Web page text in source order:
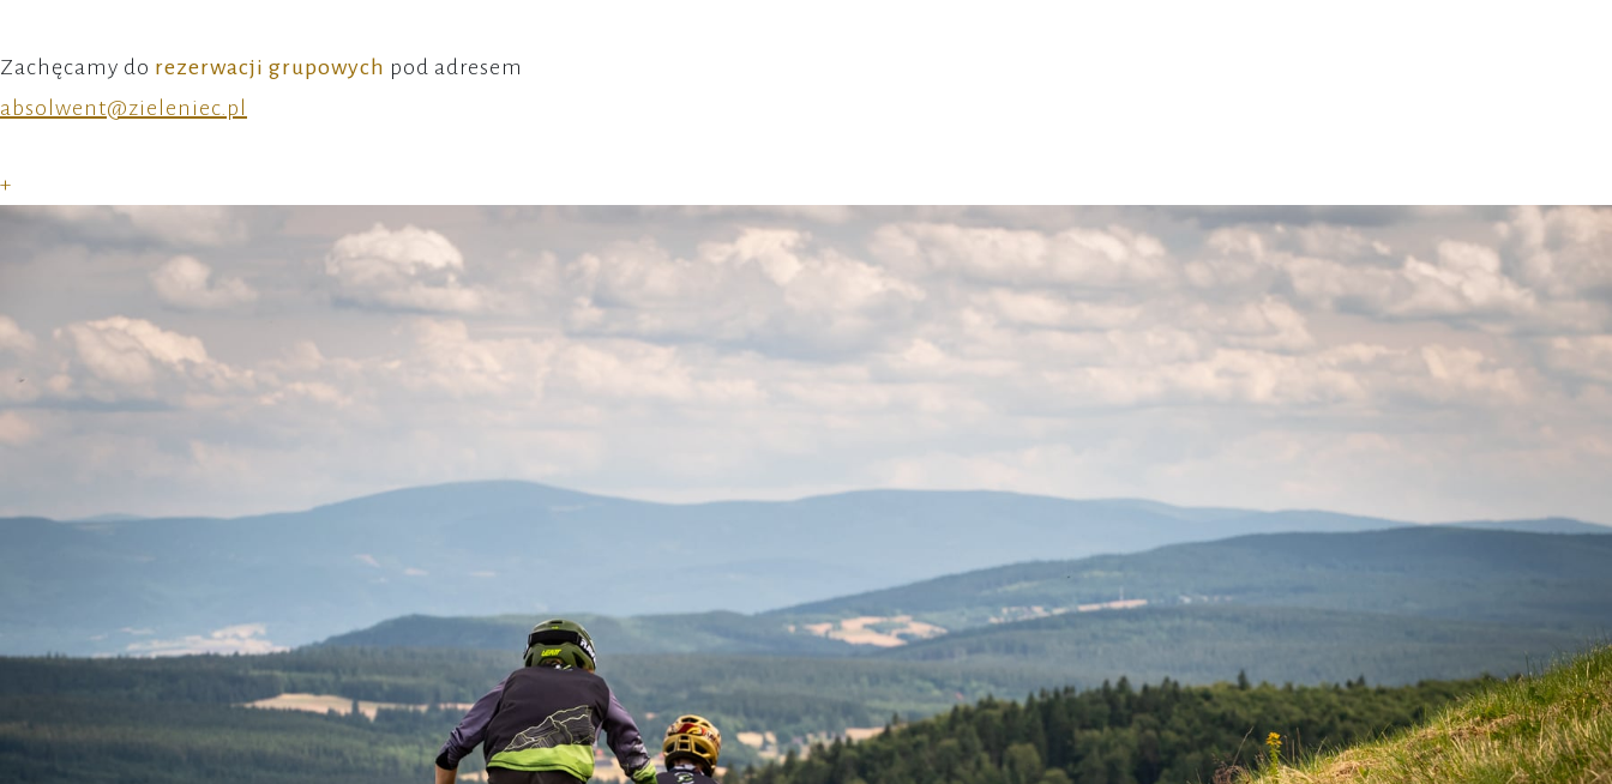
Zachęcamy do rezerwacji grupowych pod adresem
absolwent@zieleniec.pl
+